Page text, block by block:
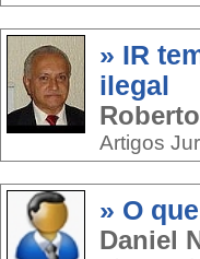
» IR
ilegal
Artigos
» O
Daniel